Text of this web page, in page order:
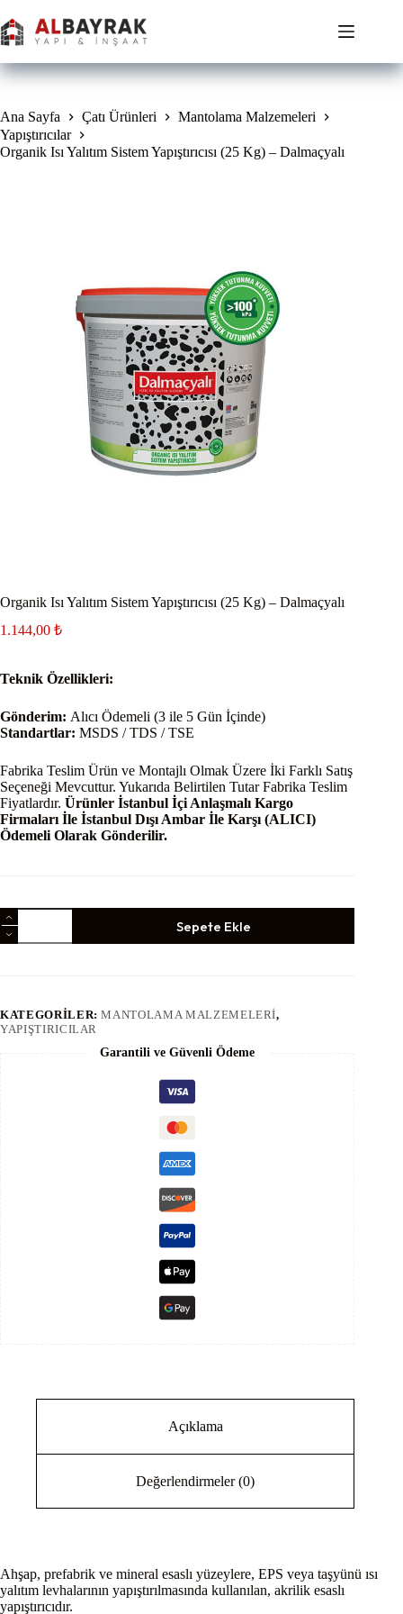
to
content
Ana Sayfa Çatı Ürünleri
Mantolama Malzemeleri
Yapıştırıcılar
Organik Isı Yalıtım Sistem Yapıştırıcısı (25 Kg) – Dalmaçyalı
Organik Isı Yalıtım Sistem Yapıştırıcısı (25 Kg) – Dalmaçyalı
1.144,00 ₺
Teknik Özellikleri:
Gönderim: Alıcı Ödemeli (3 ile 5 Gün İçinde)
Standartlar: MSDS / TDS / TSE
Fabrika Teslim Ürün ve Montajlı Olmak Üzere İki Farklı Satış
Seçeneği Mevcuttur. Yukarıda Belirtilen Tutar Fabrika Teslim
Fiyatlardır. Ürünler İstanbul İçi Anlaşmalı Kargo
Firmaları İle İstanbul Dışı Ambar İle Karşı (ALICI)
Ödemeli Olarak Gönderilir.
Organik
Isı
Yalıtım
-
Dalmaçyalı
Sepete Ekle
KATEGORILER:MANTOLAMA MALZEMELERI,
YAPIŞTIRICILAR
Garantili ve Güvenli Ödeme
Açıklama
Değerlendirmeler (0)
Ahşap, prefabrik ve mineral esaslı yüzeylere, EPS veya taşyünü ısı
yalıtım levhalarının yapıştırılmasında kullanılan, akrilik esaslı
yapıştırıcıdır.